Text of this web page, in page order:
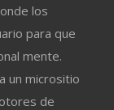
los
para que
mente.
un micrositio
de